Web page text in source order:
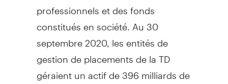
professionnels et des fonds
constitués en société. Au 30
septembre 2020, les entités de
gestion de placements de la TD
géraient un actif de 396 milliards de